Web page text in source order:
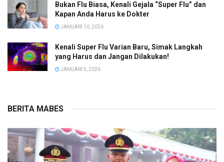
Bukan Flu Biasa, Kenali Gejala “Super Flu” dan
Kapan Anda Harus ke Dokter
JANUARI 10, 2026
Kenali Super Flu Varian Baru, Simak Langkah
yang Harus dan Jangan Dilakukan!
JANUARI 5, 2026
BERITA MABES